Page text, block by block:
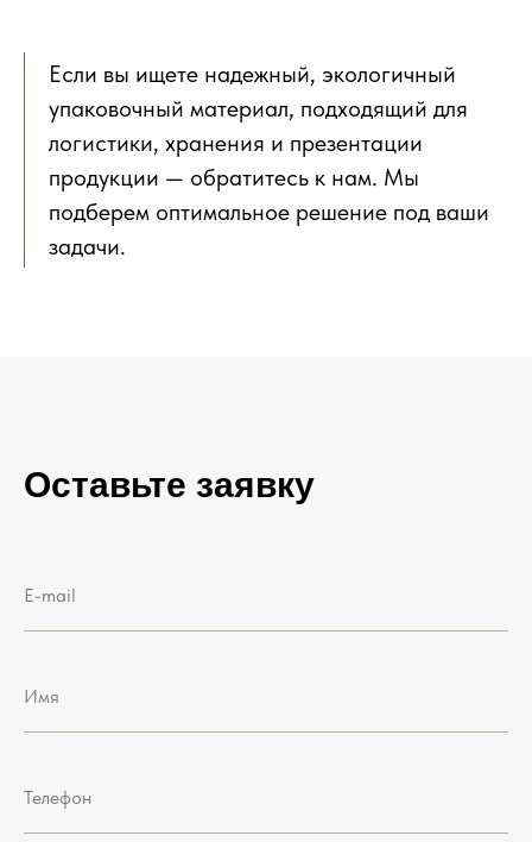
Если вы ищете надежный, экологичный
упаковочный материал, подходящий для
логистики, хранения и презентации
продукции — обратитесь к нам. Мы
подберем оптимальное решение под ваши
задачи.
Оставьте заявку
E-mail
Имя
Телефон